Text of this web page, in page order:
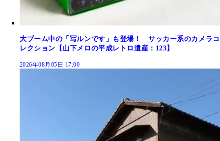
大ブーム中の「写ルンです」も登場！ サッカー系のカメラコ
レクション【山下メロの平成レトロ遺産：123】
2026年08月05日 17:00